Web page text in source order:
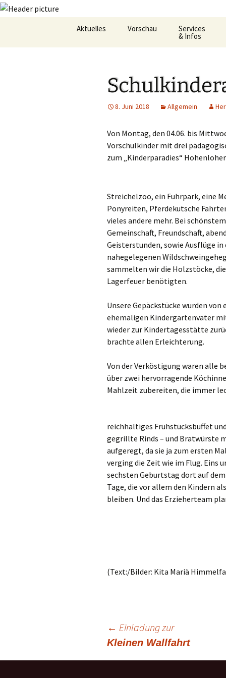
Zum
springen
Aktuelles Vorschau
Zukunftswerkstatt –
Startseite
Services
& Infos
Gemeindeheft
St.Hildegard
Lesung &
Links
Oekum.
PGR-Wahl 2019
Prävention im
Limburg
Terminplan
Unsere
Vermietungen
Vorschau
8. Juni 2018 Allgemein
Von Montag, den 04.06. bis
Vorschulkinder mit drei
zum „Kinderparadies“
Streichelzoo, ein Fuhrpark, eine
Ponyreiten, Pferdekutsche
vieles andere mehr. Bei
Gemeinschaft, Freundschaft,
Geisterstunden, sowie Ausflüge
nahegelegenen
sammelten wir die Holzstöcke,
Lagerfeuer benötigten.
Unsere Gepäckstücke wurden von
ehemaligen Kindergartenvater
wieder zur Kindertagesstätte
brachte allen Erleichterung.
Von der Verköstigung waren alle
über zwei hervorragende
Mahlzeit zubereiten, die immer
reichhaltiges Frühstücksbuffet
gegrillte Rinds – und Bratwürste
aufgeregt, da sie ja zum ersten
verging die Zeit wie im Flug. Eins
sechsten Geburtstag dort auf
Tage, die vor allem den Kindern
bleiben. Und das Erzieherteam
(Text:/Bilder: Kita Mariä
Beitragsnavigation
← Einladung zur
Kleinen Wallfahrt